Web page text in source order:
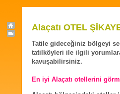
Alaçatı OTEL
Tatile gideceğiniz bölgeyi
tatilköyleri ile ilgili
kavuşabilirsiniz.
En iyi Alaçatı otellerini